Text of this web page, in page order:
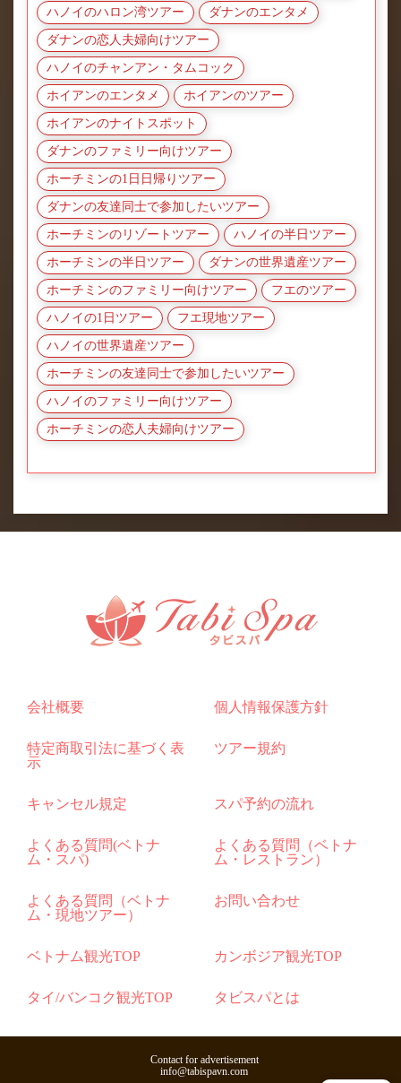
ハノイのハロン湾ツアー ダナンのエンタメ
ダナンの恋人夫婦向けツアー
ハノイのチャンアン・タムコック
ホイアンのエンタメ ホイアンのツアー
ホイアンのナイトスポット
ダナンのファミリー向けツアー
ホーチミンの1日日帰りツアー
ダナンの友達同士で参加したいツアー
ホーチミンのリゾートツアー ハノイの半日ツアー
ホーチミンの半日ツアー ダナンの世界遺産ツアー
ホーチミンのファミリー向けツアー フエのツアー
ハノイの1日ツアー フエ現地ツアー
ハノイの世界遺産ツアー
ホーチミンの友達同士で参加したいツアー
ハノイのファミリー向けツアー
ホーチミンの恋人夫婦向けツアー
会社概要 個人情報保護方針
特定商取引法に基づく表
示
ツアー規約
キャンセル規定 スパ予約の流れ
よくある質問(ベトナ
ム・スパ)
よくある質問（ベトナ
ム・レストラン）
よくある質問（ベトナ
ム・現地ツアー）
お問い合わせ
ベトナム観光TOP カンボジア観光TOP
タイ/バンコク観光TOP タビスパとは
Contact for advertisement
info@tabispavn.com